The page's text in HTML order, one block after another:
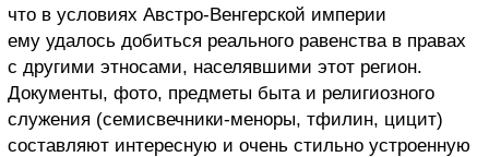
что в условиях Австро-Венгерской империи
ему удалось добиться реального равенства в правах
с другими этносами, населявшими этот регион.
Документы, фото, предметы быта и религиозного
служения (семисвечники-меноры, тфилин, цицит)
составляют интересную и очень стильно устроенную